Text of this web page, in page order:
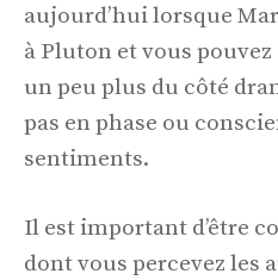
aujourd’hui lorsque
à Pluton et vous
un peu plus du côté
pas en phase ou
sentiments.
Il est important d’être
dont vous percevez les